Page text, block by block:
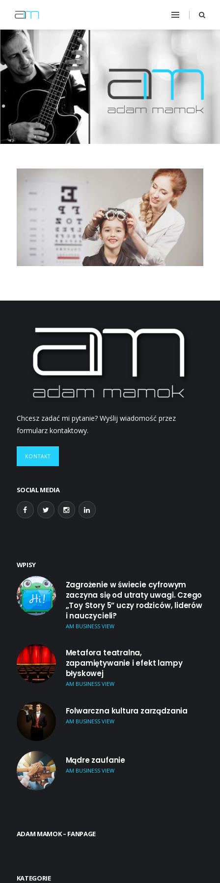
Chcesz zadać mi pytanie? Wyślij wiadomość przez
formularz kontaktowy.
KONTAKT
SOCIAL MEDIA
WPISY
Zagrożenie w świecie cyfrowym
zaczyna się od utraty uwagi. Czego
„Toy Story 5” uczy rodziców, liderów
i nauczycieli?
AM BUSINESS VIEW
Metafora teatralna,
zapamiętywanie i efekt lampy
błyskowej
AM BUSINESS VIEW
Folwarczna kultura zarządzania
AM BUSINESS VIEW
Mądre zaufanie
AM BUSINESS VIEW
ADAM MAMOK – FANPAGE
KATEGORIE